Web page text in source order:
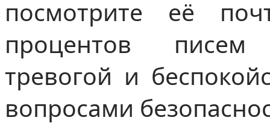
посмотрите её
процентов писем
тревогой и
вопросами